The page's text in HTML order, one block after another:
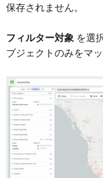
保存されません。
フィルター対象 を選
ブジェクトのみをマ